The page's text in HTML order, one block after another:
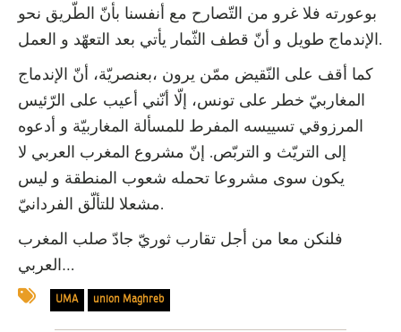
بوعورته فلا غرو من التّصارح مع أنفسنا بأنّ الطّريق نحو
الإندماج طويل و أنّ قطف الثّمار يأتي بعد التعهّد و العمل.
كما أقف على النّقيض ممّن يرون ،بعنصريّة، أنّ الإندماج
المغاربيّ خطر على تونس، إلّا أنّني أعيب على الرّئيس
المرزوقي تسييسه المفرط للمسألة المغاربيّة و أدعوه
إلى التريّث و التربّص. إنّ مشروع المغرب العربي لا
يكون سوى مشروعا تحمله شعوب المنطقة و ليس
مشعلا للتألّق الفردانيّ.
فلنكن معا من أجل تقارب ثوريّ جادّ صلب المغرب
العربي…
UMA union Maghreb